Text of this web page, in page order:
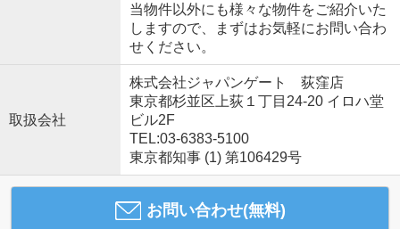
当物件以外にも様々な物件をご紹介いた
しますので、まずはお気軽にお問い合わ
せください。
取扱会社
株式会社ジャパンゲート 荻窪店
東京都杉並区上荻１丁目24-20 イロハ堂
ビル2F
TEL:03-6383-5100
東京都知事 (1) 第106429号
お問い合わせ(無料)